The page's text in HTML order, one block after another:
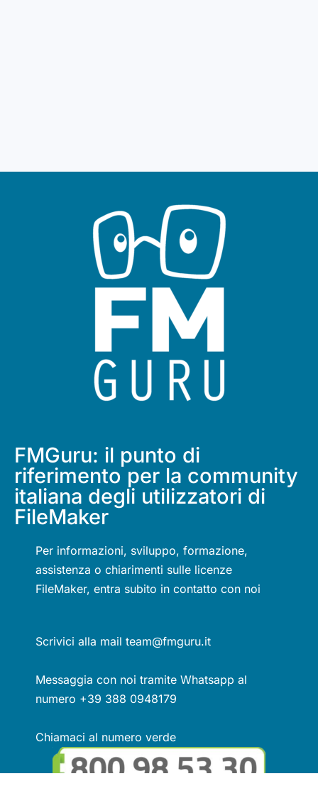
FMGuru: il punto di
riferimento per la community
italiana degli utilizzatori di
FileMaker
Per informazioni, sviluppo, formazione,
assistenza o chiarimenti sulle licenze
FileMaker, entra subito in contatto con noi
Scrivici alla mail team@fmguru.it
Messaggia con noi tramite Whatsapp al
numero +39 388 0948179
Chiamaci al numero verde